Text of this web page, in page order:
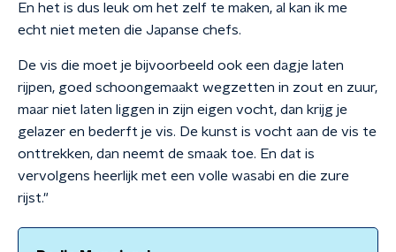
En het is dus leuk om het zelf te maken, al kan ik me
echt niet meten die Japanse chefs.
De vis die moet je bijvoorbeeld ook een dagje laten
rijpen, goed schoongemaakt wegzetten in zout en zuur,
maar niet laten liggen in zijn eigen vocht, dan krijg je
gelazer en bederft je vis. De kunst is vocht aan de vis te
onttrekken, dan neemt de smaak toe. En dat is
vervolgens heerlijk met een volle wasabi en die zure
rijst."